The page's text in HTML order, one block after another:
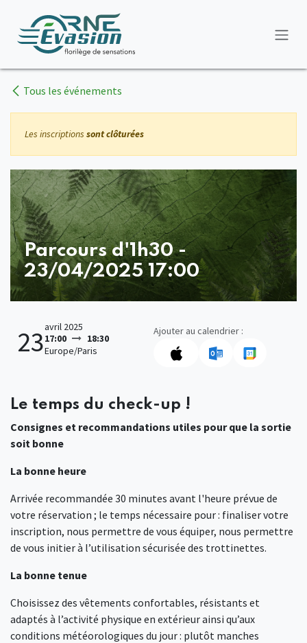
Tous les événements
Les inscriptions sont clôturées
Parcours d'1h30 -
23/04/2025 17:00
23avril 2025
17:00
18:30
Europe/Paris
Ajouter au calendrier :
Le temps du check-up !
Consignes et recommandations utiles pour que la sortie
soit bonne
La bonne heure
Arrivée recommandée 30 minutes avant l'heure prévue de
votre réservation ; le temps nécessaire pour : finaliser votre
inscription, nous permettre de vous équiper, nous permettre
de vous initier à l’utilisation sécurisée des trottinettes.
La bonne tenue
Choisissez des vêtements confortables, résistants et
adaptés à l’activité physique en extérieur ainsi qu’aux
conditions météorologiques du jour : plutôt manches